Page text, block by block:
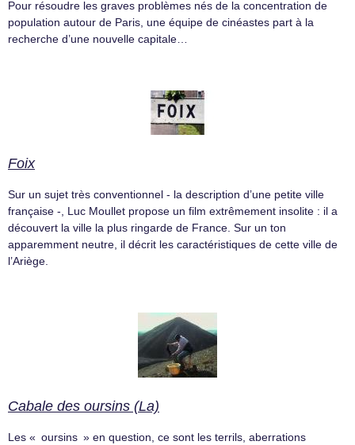
Pour résoudre les graves problèmes nés de la concentration de
population autour de Paris, une équipe de cinéastes part à la
recherche d’une nouvelle capitale…
Foix
Sur un sujet très conventionnel - la description d’une petite ville
française -, Luc Moullet propose un film extrêmement insolite : il a
découvert la ville la plus ringarde de France. Sur un ton
apparemment neutre, il décrit les caractéristiques de cette ville de
l’Ariège.
Cabale des oursins (La)
Les « oursins » en question, ce sont les terrils, aberrations